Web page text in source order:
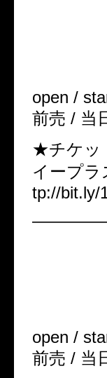
open /
前売 / 当
★チケッ
イープ
tp://bit.ly/
open /
前売 / 当